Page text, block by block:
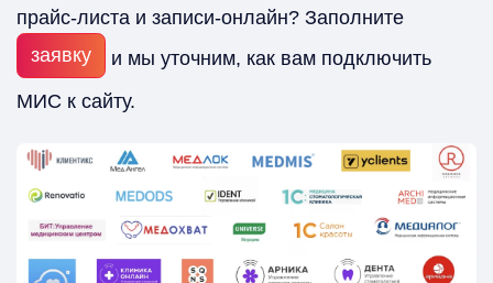
прайс-листа и записи-онлайн? Заполните
заявку
и мы уточним, как вам подключить
МИС к сайту.